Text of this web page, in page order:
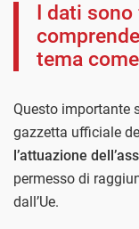
I dati
tema
Questo importante
gazzetta ufficiale
l’attuazione
permesso di
dall’Ue.